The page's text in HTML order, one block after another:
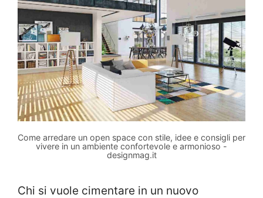
Come arredare un open space con stile, idee e consigli per
vivere in un ambiente confortevole e armonioso -
designmag.it
Chi si vuole cimentare in un nuovo